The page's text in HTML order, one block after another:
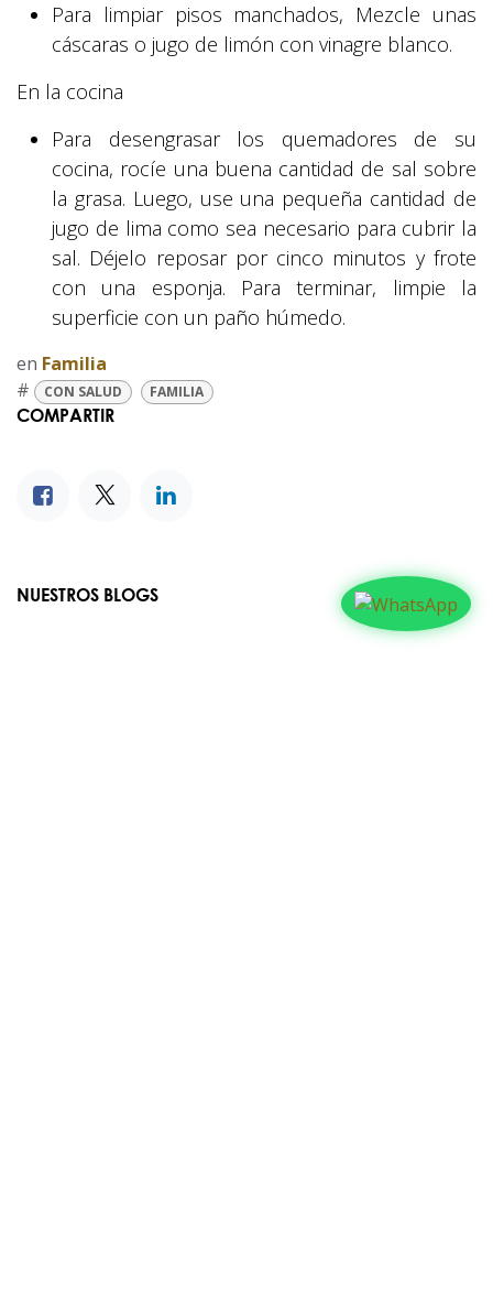
Para limpiar pisos manchados, Mezcle unas
cáscaras o jugo de limón con vinagre blanco.
En la cocina
Para desengrasar los quemadores de su
cocina, rocíe una buena cantidad de sal sobre
la grasa. Luego, use una pequeña cantidad de
jugo de lima como sea necesario para cubrir la
sal. Déjelo reposar por cinco minutos y frote
con una esponja. Para terminar, limpie la
superficie con un paño húmedo.
en Familia
#
CON SALUD FAMILIA
COMPARTIR
NUESTROS BLOGS